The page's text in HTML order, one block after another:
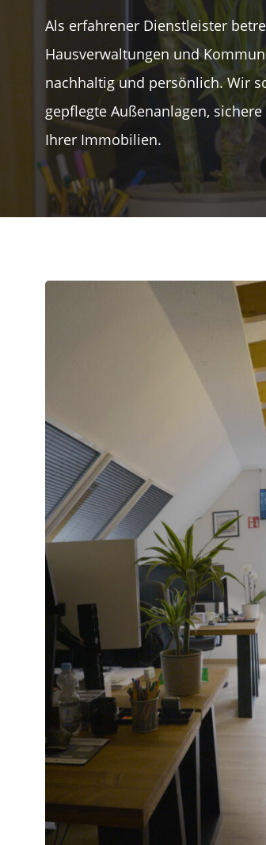
Als erfahrener Dienstleister
Hausverwaltungen und
nachhaltig und persönlich. Wir
gepflegte Außenanlagen,
Ihrer Immobilien.